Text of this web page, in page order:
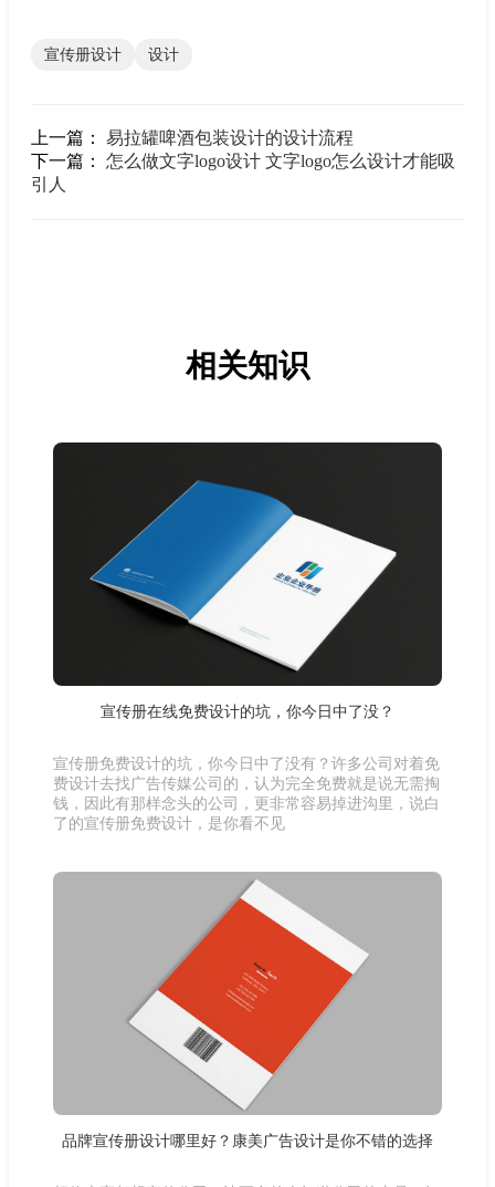
宣传册设计 设计
上一篇： 易拉罐啤酒包装设计的设计流程
下一篇： 怎么做文字logo设计 文字logo怎么设计才能吸
引人
相关知识
宣传册在线免费设计的坑，你今日中了没？
宣传册免费设计的坑，你今日中了没有？许多公司对着免
费设计去找广告传媒公司的，认为完全免费就是说无需掏
钱，因此有那样念头的公司，更非常容易掉进沟里，说白
了的宣传册免费设计，是你看不见
品牌宣传册设计哪里好？康美广告设计是你不错的选择